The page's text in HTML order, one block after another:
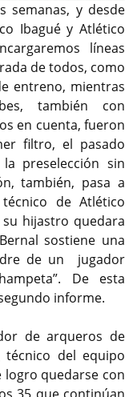
semanas, y desde
Ibagué y Atlético
líneas
de todos, como
entreno, mientras
también con
en cuenta, fueron
filtro, el pasado
preselección sin
también, pasa a
de Atlético
hijastro quedara
sostiene una
de un jugador
De esta
informe.
de arqueros de
técnico del equipo
logro quedarse con